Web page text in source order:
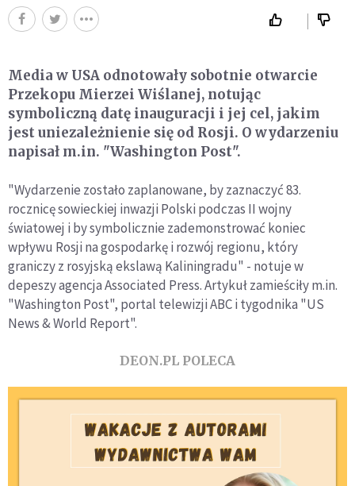
Media w USA odnotowały sobotnie otwarcie
Przekopu Mierzei Wiślanej, notując
symboliczną datę inauguracji i jej cel, jakim
jest uniezależnienie się od Rosji. O wydarzeniu
napisał m.in. "Washington Post".
"Wydarzenie zostało zaplanowane, by zaznaczyć 83.
rocznicę sowieckiej inwazji Polski podczas II wojny
światowej i by symbolicznie zademonstrować koniec
wpływu Rosji na gospodarkę i rozwój regionu, który
graniczy z rosyjską ekslawą Kaliningradu" - notuje w
depeszy agencja Associated Press. Artykuł zamieściły m.in.
"Washington Post", portal telewizji ABC i tygodnika "US
News & World Report".
DEON.PL POLECA